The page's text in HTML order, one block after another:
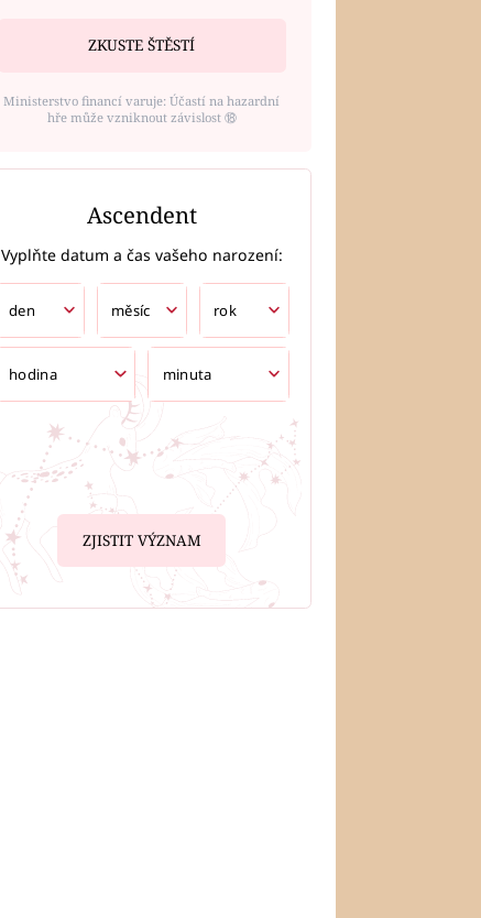
ZKUSTE ŠTĚSTÍ
Ministerstvo financí varuje: Účastí na hazardní
hře může vzniknout závislost ⑱
Ascendent
Vyplňte datum a čas vašeho narození:
ZJISTIT VÝZNAM